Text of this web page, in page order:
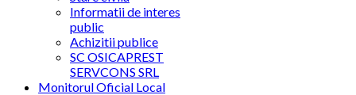
Informatii de interes
public
Achizitii publice
SC OSICAPREST
SERVCONS SRL
Monitorul Oficial Local